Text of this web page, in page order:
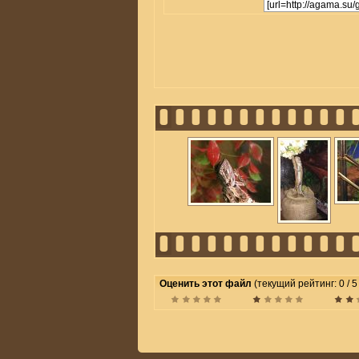
Оценить этот файл (текущий рейтинг: 0 /